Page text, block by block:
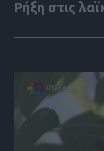
Ρήξη στις